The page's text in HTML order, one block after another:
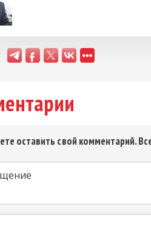
оставить свой комментарий.